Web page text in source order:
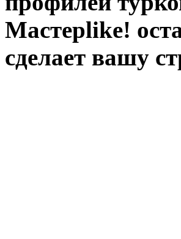
Мастерlike!
сделает вашу